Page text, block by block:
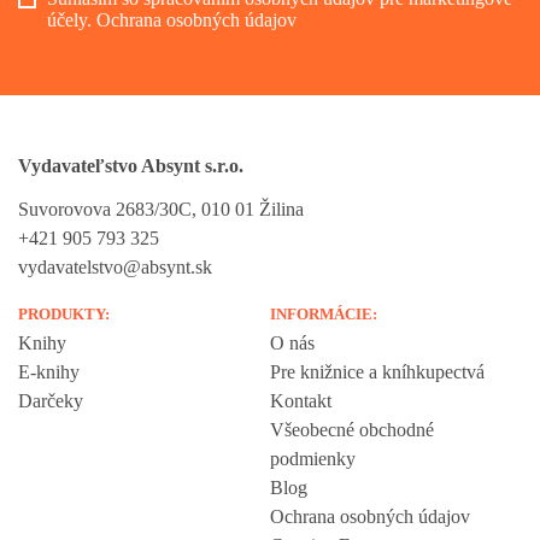
účely. Ochrana osobných údajov
Vydavateľstvo Absynt s.r.o.
Suvorovova 2683/30C, 010 01 Žilina
+421 905 793 325
vydavatelstvo@absynt.sk
PRODUKTY:
Knihy
E-knihy
Darčeky
INFORMÁCIE:
O nás
Pre knižnice a kníhkupectvá
Kontakt
Všeobecné obchodné
podmienky
Blog
Ochrana osobných údajov